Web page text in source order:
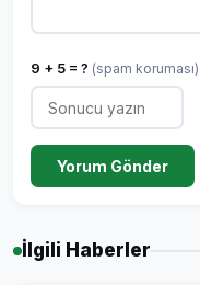
9 + 5 = ? (spam koruması)
Yorum Gönder
İlgili Haberler